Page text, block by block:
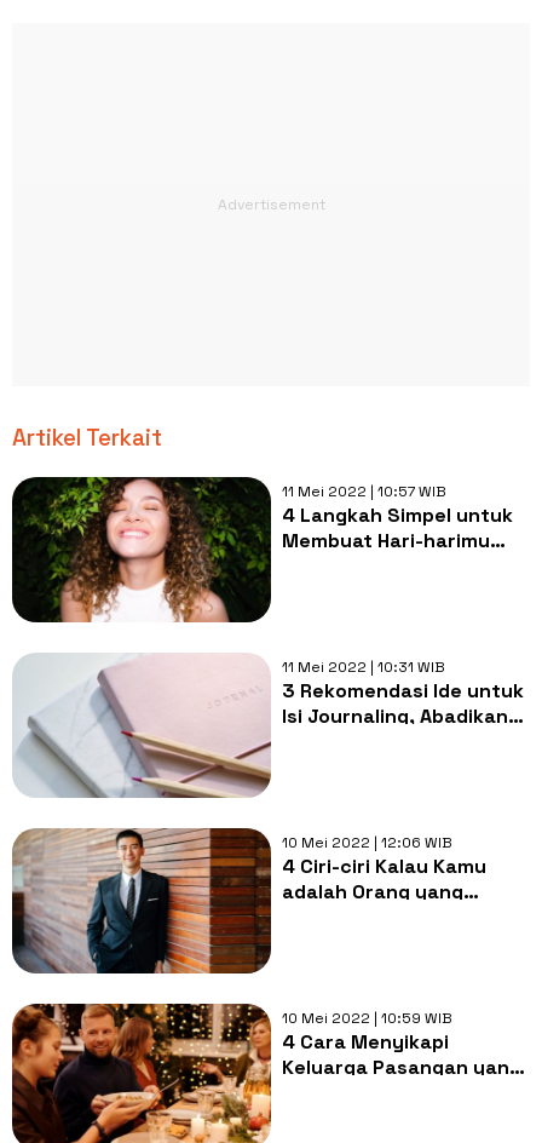
Artikel Terkait
11 Mei 2022 | 10:57 WIB
4 Langkah Simpel untuk
Membuat Hari-harimu
11 Mei 2022 | 10:31 WIB
3 Rekomendasi Ide untuk
Isi Journaling, Abadikan
10 Mei 2022 | 12:06 WIB
4 Ciri-ciri Kalau Kamu
adalah Orang yang
10 Mei 2022 | 10:59 WIB
4 Cara Menyikapi
Keluarga Pasangan yang